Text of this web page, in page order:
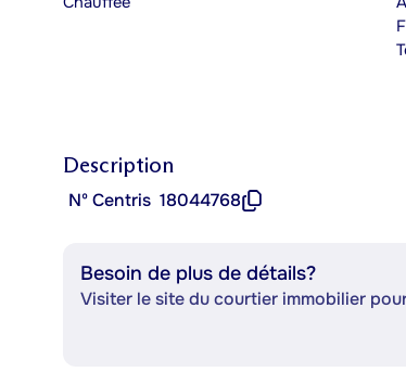
Description
Nº Centris 18044768
Besoin de plus de détails?
Visiter le site du courtier immobilier